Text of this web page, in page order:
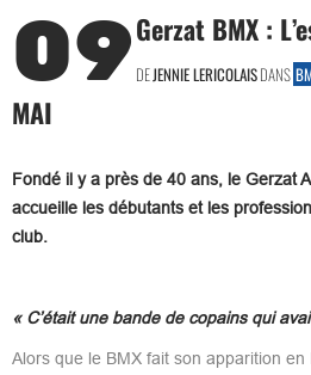
09
MAI
Gerzat BMX :
DEJENNIE LERICOLAISDANS
Fondé il y a près de 40 ans, le Gerzat
accueille les débutants et les
club.
« C’était une bande de copains qui
Alors que le BMX fait son apparition